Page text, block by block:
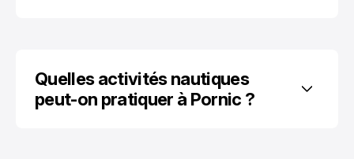
Quelles activités nautiques
peut-on pratiquer à Pornic ?